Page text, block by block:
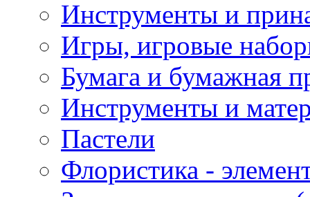
Инструменты и
Игры, игровые
Бумага и бумажная
Инструменты и
Пастели
Флористика -